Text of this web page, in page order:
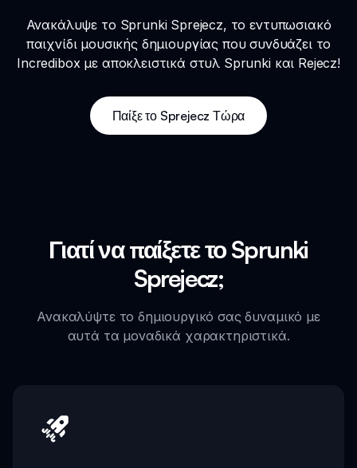
Ανακάλυψε το Sprunki Sprejecz, το εντυπωσιακό
παιχνίδι μουσικής δημιουργίας που συνδυάζει το
Incredibox με αποκλειστικά στυλ Sprunki και Rejecz!
Παίξε το Sprejecz Τώρα
Γιατί να παίξετε το Sprunki
Sprejecz;
Ανακαλύψτε το δημιουργικό σας δυναμικό με
αυτά τα μοναδικά χαρακτηριστικά.